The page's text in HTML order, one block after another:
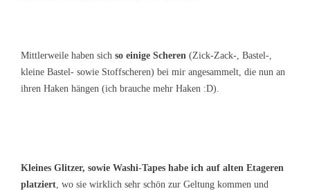
Mittlerweile haben sich so einige Scheren (Zick-Zack-, Bastel-,
kleine Bastel- sowie Stoffscheren) bei mir angesammelt, die nun an
ihren Haken hängen (ich brauche mehr Haken :D).
Kleines Glitzer, sowie Washi-Tapes habe ich auf alten Etageren
platziert , wo sie wirklich sehr schön zur Geltung kommen und